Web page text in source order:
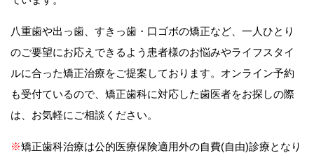
八重歯や出っ歯、すきっ歯・口ゴボの矯正など、一人ひとり
のご要望にお応えできるよう患者様のお悩みやライフスタイ
ルに合った矯正治療をご提案しております。オンライン予約
も受付ているので、矯正歯科に対応した歯医者をお探しの際
は、お気軽にご相談ください。
※矯正歯科治療は公的医療保険適用外の自費(自由)診療となり